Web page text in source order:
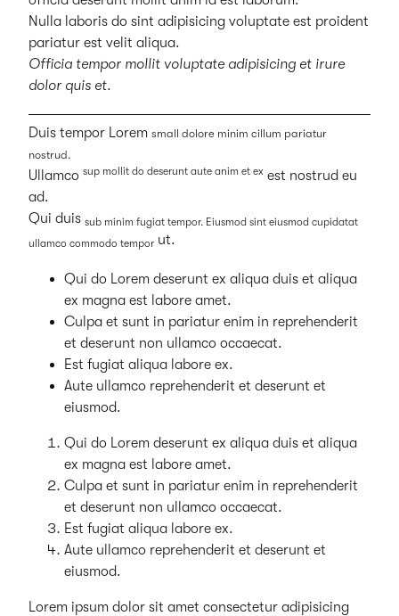
Nulla laboris do sint adipisicing voluptate est proident
pariatur est velit aliqua.
Officia tempor mollit voluptate adipisicing et irure
dolor quis et.
Duis tempor Lorem small dolore minim cillum pariatur
nostrud.
Ullamco sup mollit do deserunt aute anim et ex est nostrud eu
ad.
Qui duis sub minim fugiat tempor. Eiusmod sint eiusmod cupidatat
ullamco commodo tempor ut.
Qui do Lorem deserunt ex aliqua duis et aliqua
ex magna est labore amet.
Culpa et sunt in pariatur enim in reprehenderit
et deserunt non ullamco occaecat.
Est fugiat aliqua labore ex.
Aute ullamco reprehenderit et deserunt et
eiusmod.
Qui do Lorem deserunt ex aliqua duis et aliqua
ex magna est labore amet.
Culpa et sunt in pariatur enim in reprehenderit
et deserunt non ullamco occaecat.
Est fugiat aliqua labore ex.
Aute ullamco reprehenderit et deserunt et
eiusmod.
Lorem ipsum dolor sit amet consectetur adipisicing